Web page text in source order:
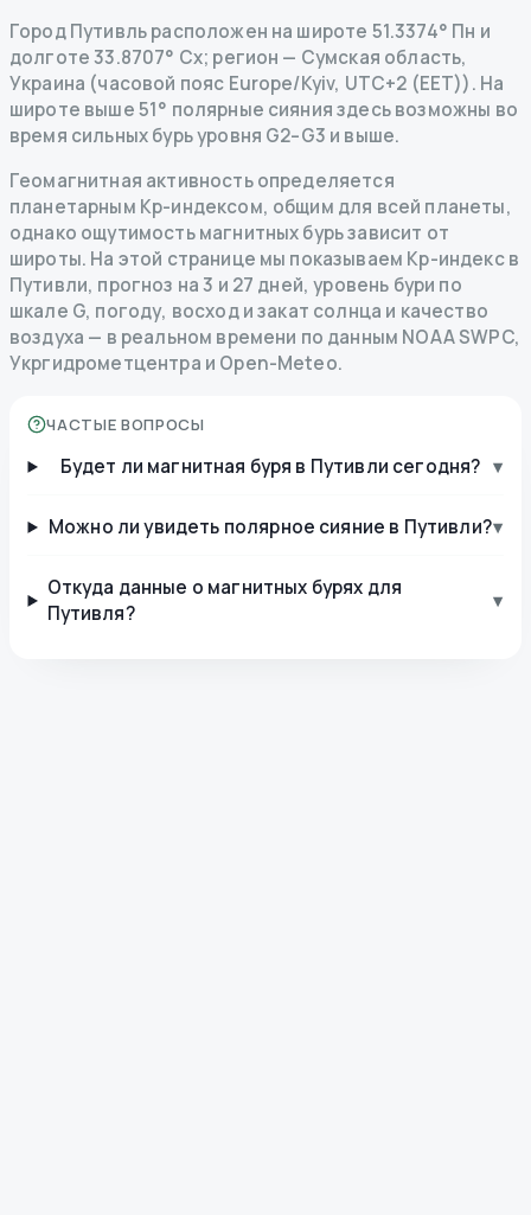
Город Путивль расположен на широте 51.3374° Пн и
долготе 33.8707° Сх; регион — Сумская область,
Украина (часовой пояс Europe/Kyiv, UTC+2 (EET)). На
широте выше 51° полярные сияния здесь возможны во
время сильных бурь уровня G2–G3 и выше.
Геомагнитная активность определяется
планетарным Kp-индексом, общим для всей планеты,
однако ощутимость магнитных бурь зависит от
широты. На этой странице мы показываем Kp-индекс в
Путивли, прогноз на 3 и 27 дней, уровень бури по
шкале G, погоду, восход и закат солнца и качество
воздуха — в реальном времени по данным NOAA SWPC,
Укргидрометцентра и Open-Meteo.
ЧАСТЫЕ ВОПРОСЫ
Будет ли магнитная буря в Путивли сегодня? ▾
Можно ли увидеть полярное сияние в Путивли?▾
Откуда данные о магнитных бурях для
Путивля?
▾